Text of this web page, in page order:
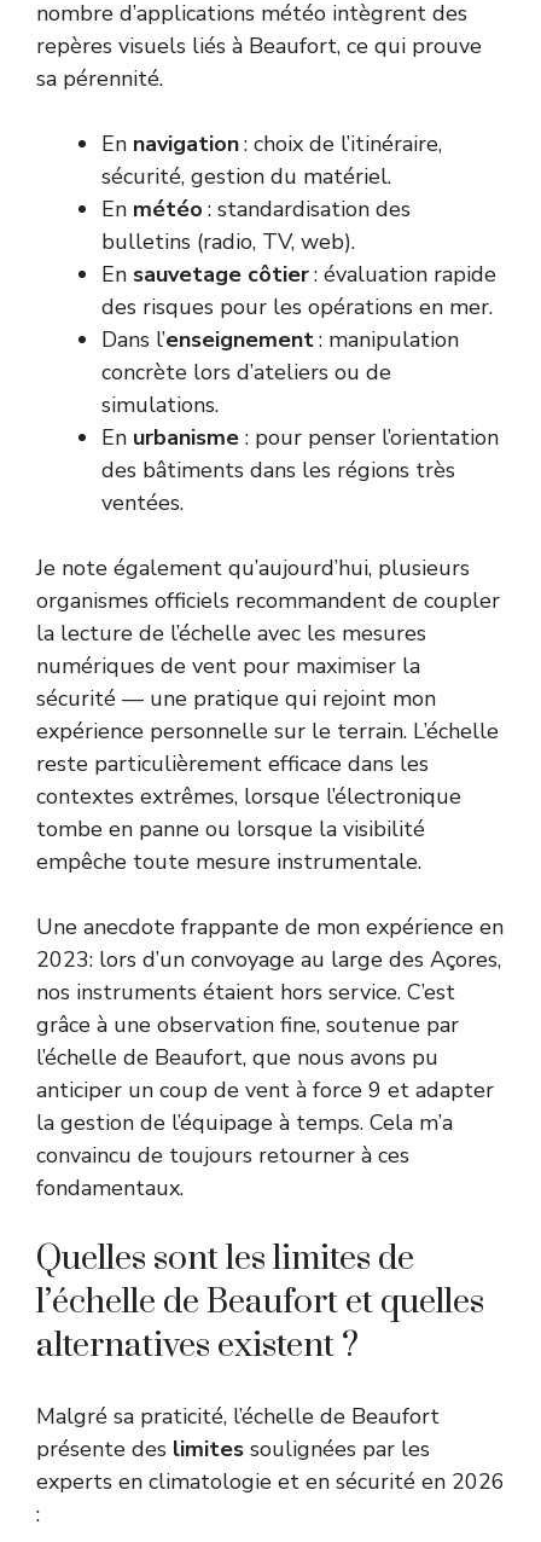
nombre d’applications météo intègrent des
repères visuels liés à Beaufort, ce qui prouve
sa pérennité.
En navigation: choix de l’itinéraire,
sécurité, gestion du matériel.
En météo : standardisation des
bulletins (radio, TV, web).
En sauvetage côtier: évaluation rapide
des risques pour les opérations en mer.
Dans l’enseignement: manipulation
concrète lors d’ateliers ou de
simulations.
En urbanisme : pour penser l’orientation
des bâtiments dans les régions très
ventées.
Je note également qu’aujourd’hui, plusieurs
organismes officiels recommandent de coupler
la lecture de l’échelle avec les mesures
numériques de vent pour maximiser la
sécurité — une pratique qui rejoint mon
expérience personnelle sur le terrain. L’échelle
reste particulièrement efficace dans les
contextes extrêmes, lorsque l’électronique
tombe en panne ou lorsque la visibilité
empêche toute mesure instrumentale.
Une anecdote frappante de mon expérience en
2023: lors d’un convoyage au large des Açores,
nos instruments étaient hors service. C’est
grâce à une observation fine, soutenue par
l’échelle de Beaufort, que nous avons pu
anticiper un coup de vent à force 9 et adapter
la gestion de l’équipage à temps. Cela m’a
convaincu de toujours retourner à ces
fondamentaux.
Quelles sont les limites de
l’échelle de Beaufort et quelles
alternatives existent ?
Malgré sa praticité, l’échelle de Beaufort
présente des limites soulignées par les
experts en climatologie et en sécurité en 2026
: